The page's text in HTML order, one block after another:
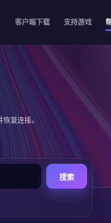
客户端下载 支持游戏
复连接。
搜索